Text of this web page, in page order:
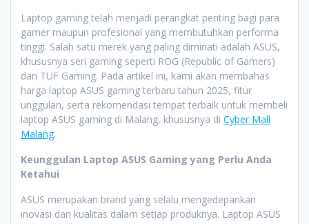
Laptop gaming telah menjadi perangkat penting bagi para
gamer maupun profesional yang membutuhkan performa
tinggi. Salah satu merek yang paling diminati adalah ASUS,
khususnya seri gaming seperti ROG (Republic of Gamers)
dan TUF Gaming. Pada artikel ini, kami akan membahas
harga laptop ASUS gaming terbaru tahun 2025, fitur
unggulan, serta rekomendasi tempat terbaik untuk membeli
laptop ASUS gaming di Malang, khususnya di Cyber Mall
Malang.
Keunggulan Laptop ASUS Gaming yang Perlu Anda
Ketahui
ASUS merupakan brand yang selalu mengedepankan
inovasi dan kualitas dalam setiap produknya. Laptop ASUS